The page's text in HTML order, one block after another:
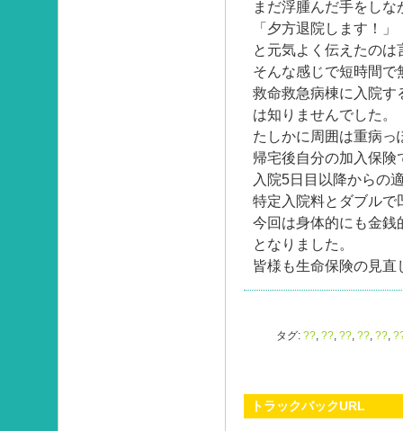
まだ浮腫んだ手をし
「夕方退院します！」
と元気よく伝えたの
そんな感じで短時間で
救命救急病棟に入院す
は知りませんでした。
たしかに周囲は重病っ
帰宅後自分の加入保
入院5日目以降からの
特定入院料とダブルで
今回は身体的にも金銭
となりました。
皆様も生命保険の見
タグ: ??, ??, ??, ??, ??,
トラックバックURL